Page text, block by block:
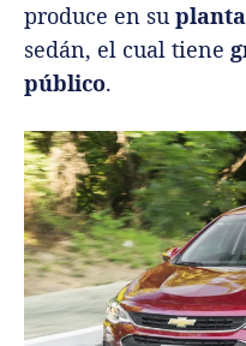
produce en su
sedán, el cual tiene
público.